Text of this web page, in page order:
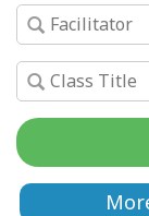
Sınıflar
Kolaylaştırıcılar